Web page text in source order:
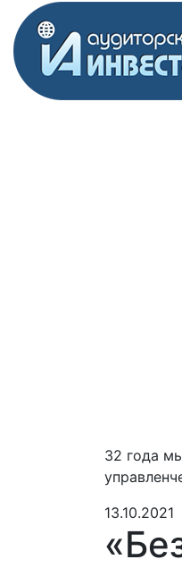
32 года
13.10.2021